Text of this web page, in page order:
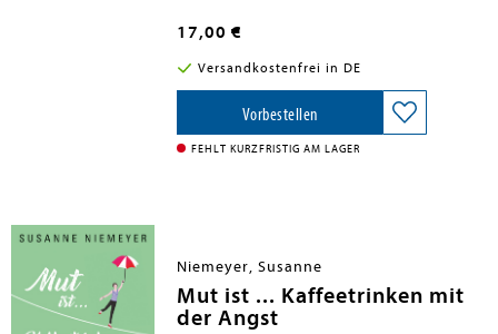
Haaresbreite. Später erzählt er seinen
Eltern, dem Pastorenehepaar Todd und
Sonja Burpo, von erstaunlichen Dingen,
die er während dieser Zeit zwischen
Leben und Tod gesehen hat. Er
berichtet von Tatsachen, die er gar
nicht wissen konnte. Coltons Fazit: "Den
Himmel gibt's echt!"
17,00 €
Versandkostenfrei in DE
Vorbestellen
FEHLT KURZFRISTIG AM LAGER
Niemeyer, Susanne
Mut ist ... Kaffeetrinken mit
der Angst